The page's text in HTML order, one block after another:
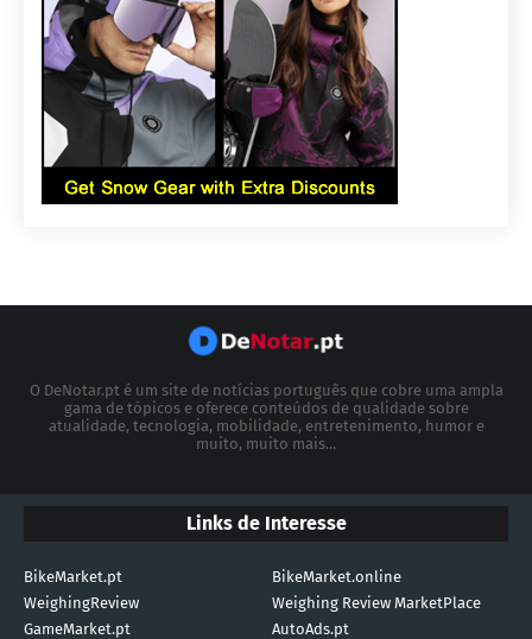
O DeNotar.pt é um site de notícias português que cobre uma ampla
gama de tópicos e oferece conteúdos de qualidade sobre
atualidade, tecnologia, mobilidade, entretenimento, humor e
muito, muito mais...
Links de Interesse
BikeMarket.pt
BikeMarket.online
WeighingReview
Weighing Review MarketPlace
GameMarket.pt
AutoAds.pt